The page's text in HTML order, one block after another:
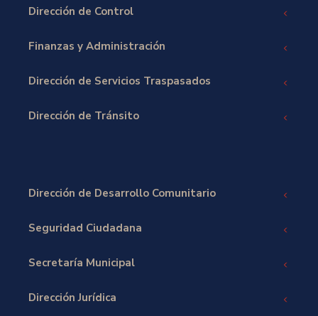
Dirección de Control
Finanzas y Administración
Dirección de Servicios Traspasados
Dirección de Tránsito
Dirección de Desarrollo Comunitario
Seguridad Ciudadana
Secretaría Municipal
Dirección Jurídica